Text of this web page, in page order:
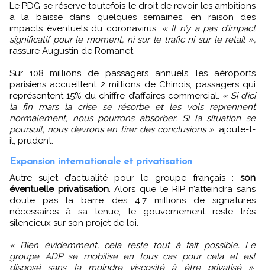
Le PDG se réserve toutefois le droit de revoir les ambitions
à la baisse dans quelques semaines, en raison des
impacts éventuels du coronavirus. « Il n’y a pas d’impact
significatif pour le moment, ni sur le trafic ni sur le retail »,
rassure Augustin de Romanet.
Sur 108 millions de passagers annuels, les aéroports
parisiens accueillent 2 millions de Chinois, passagers qui
représentent 15% du chiffre d’affaires commercial. « Si d’ici
la fin mars la crise se résorbe et les vols reprennent
normalement, nous pourrons absorber. Si la situation se
poursuit, nous devrons en tirer des conclusions », ajoute-t-
il, prudent.
Expansion internationale et privatisation
Autre sujet d’actualité pour le groupe français : son
éventuelle privatisation. Alors que le RIP n’atteindra sans
doute pas la barre des 4,7 millions de signatures
nécessaires à sa tenue, le gouvernement reste très
silencieux sur son projet de loi.
« Bien évidemment, cela reste tout à fait possible. Le
groupe ADP se mobilise en tous cas pour cela et est
disposé sans la moindre viscosité à être privatisé »